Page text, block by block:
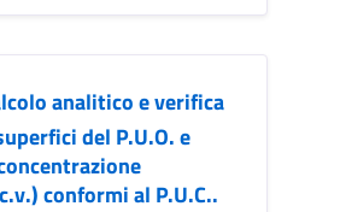
analitico e verifica
del P.U.O. e
conformi al P.U.C..